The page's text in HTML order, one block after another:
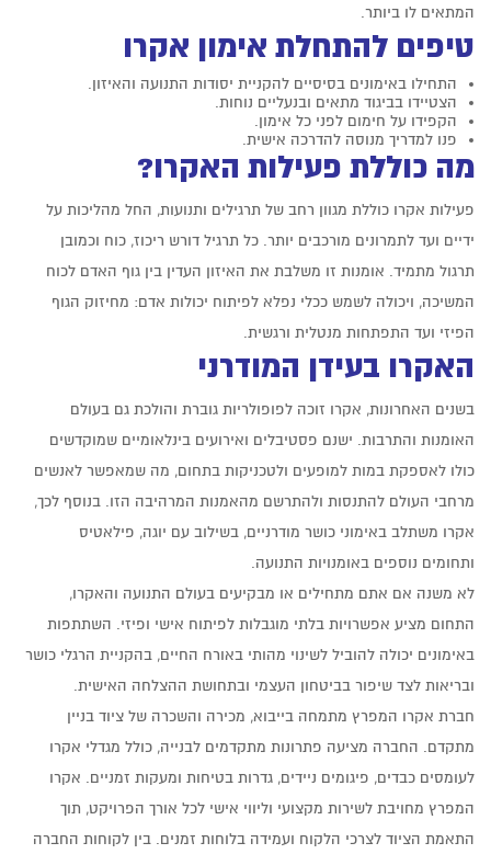
המתאים לו ביותר.
טיפים להתחלת אימון אקרו
התחילו באימונים בסיסיים להקניית יסודות התנועה והאיזון.
הצטיידו בביגוד מתאים ובנעליים נוחות.
הקפידו על חימום לפני כל אימון.
פנו למדריך מנוסה להדרכה אישית.
מה כוללת פעילות האקרו?
פעילות אקרו כוללת מגוון רחב של תרגילים ותנועות, החל מהליכות על
ידיים ועד לתמרונים מורכבים יותר. כל תרגיל דורש ריכוז, כוח וכמובן
תרגול מתמיד. אומנות זו משלבת את האיזון העדין בין גוף האדם לכוח
המשיכה, ויכולה לשמש ככלי נפלא לפיתוח יכולות אדם: מחיזוק הגוף
הפיזי ועד התפתחות מנטלית ורגשית.
האקרו בעידן המודרני
בשנים האחרונות, אקרו זוכה לפופולריות גוברת והולכת גם בעולם
האומנות והתרבות. ישנם פסטיבלים ואירועים בינלאומיים שמוקדשים
כולו לאספקת במות למופעים ולטכניקות בתחום, מה שמאפשר לאנשים
מרחבי העולם להתנסות ולהתרשם מהאמנות המרהיבה הזו. בנוסף לכך,
אקרו משתלב באימוני כושר מודרניים, בשילוב עם יוגה, פילאטיס
ותחומים נוספים באומנויות התנועה.
לא משנה אם אתם מתחילים או מבקיעים בעולם התנועה והאקרו,
התחום מציע אפשרויות בלתי מוגבלות לפיתוח אישי ופיזי. השתתפות
באימונים יכולה להוביל לשינוי מהותי באורח החיים, בהקניית הרגלי כושר
ובריאות לצד שיפור בביטחון העצמי ובתחושת ההצלחה האישית.
חברת אקרו המפרץ מתמחה בייבוא, מכירה והשכרה של ציוד בניין
מתקדם. החברה מציעה פתרונות מתקדמים לבנייה, כולל מגדלי אקרו
לעומסים כבדים, פיגומים ניידים, גדרות בטיחות ומעקות זמניים. אקרו
המפרץ מחויבת לשירות מקצועי וליווי אישי לכל אורך הפרויקט, תוך
התאמת הציוד לצרכי הלקוח ועמידה בלוחות זמנים. בין לקוחות החברה